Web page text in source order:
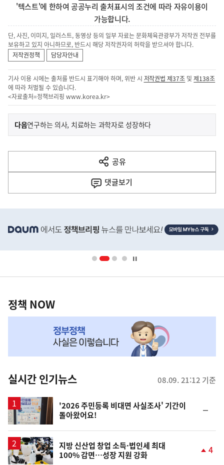
'텍스트'에 한하여 공공누리 출처표시의 조건에 따라 자유이용이
가능합니다.
단, 사진, 이미지, 일러스트, 동영상 등의 일부 자료는 문화체육관광부가 저작권 전부를
보유하고 있지 아니하므로, 반드시 해당 저작권자의 허락을 받으셔야 합니다.
저작권정책
담당자안내
기사 이용 시에는 출처를 반드시 표기해야 하며, 위반 시 저작권법 제37조 및제138조
에 따라 처벌될 수 있습니다.
<자료출처=정책브리핑 www.korea.kr>
이
전
다
음
다음기
연구하는 의사, 치료하는 과학자로 성장하다
공유
열
기
댓글보기
단
영
책
NOW,
뉴
스
정책 NOW
실시간 인기뉴스 08.09. 21:12 기준
'2026 주민등록 비대면 사실조사' 기간이
돌아왔어요!
일
지방 신산업 창업 소득·법인세 최대
100% 감면…성장 지원 강화
4